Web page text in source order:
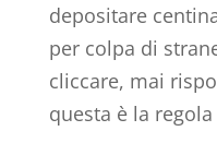
depositare
per colpa di
cliccare, mai
questa è la